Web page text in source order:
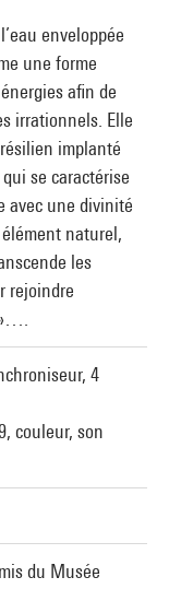
enveloppée
une forme
afin de
irrationnels. Elle
implanté
se caractérise
avec une divinité
naturel,
les
rejoindre
4
couleur, son
du Musée